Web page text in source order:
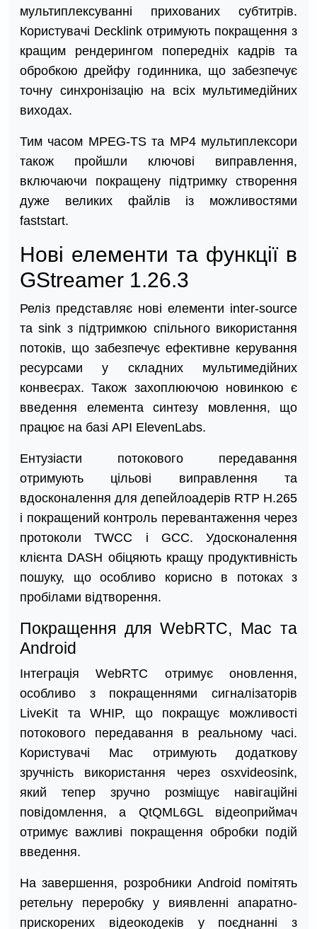
мультиплексуванні прихованих субтитрів.
Користувачі Decklink отримують покращення з
кращим рендерингом попередніх кадрів та
обробкою дрейфу годинника, що забезпечує
точну синхронізацію на всіх мультимедійних
виходах.
Тим часом MPEG-TS та MP4 мультиплексори
також пройшли ключові виправлення,
включаючи покращену підтримку створення
дуже великих файлів із можливостями
faststart.
Нові елементи та функції в
GStreamer 1.26.3
Реліз представляє нові елементи inter-source
та sink з підтримкою спільного використання
потоків, що забезпечує ефективне керування
ресурсами у складних мультимедійних
конвеєрах. Також захоплюючою новинкою є
введення елемента синтезу мовлення, що
працює на базі API ElevenLabs.
Ентузіасти потокового передавання
отримують цільові виправлення та
вдосконалення для депейлоадерів RTP H.265
і покращений контроль перевантаження через
протоколи TWCC і GCC. Удосконалення
клієнта DASH обіцяють кращу продуктивність
пошуку, що особливо корисно в потоках з
пробілами відтворення.
Покращення для WebRTC, Mac та
Android
Інтеграція WebRTC отримує оновлення,
особливо з покращеннями сигналізаторів
LiveKit та WHIP, що покращує можливості
потокового передавання в реальному часі.
Користувачі Mac отримують додаткову
зручність використання через osxvideosink,
який тепер зручно розміщує навігаційні
повідомлення, а QtQML6GL відеоприймач
отримує важливі покращення обробки подій
введення.
На завершення, розробники Android помітять
ретельну переробку у виявленні апаратно-
прискорених відеокодеків у поєднанні з